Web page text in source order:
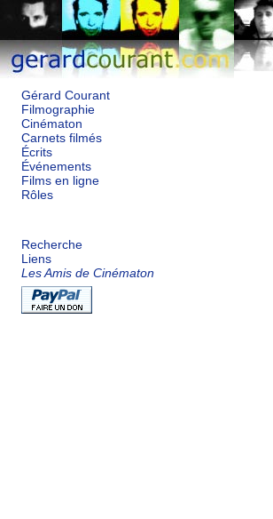
Gérard Courant
Filmographie
Cinématon
Carnets filmés
Écrits
Événements
Films en ligne
Rôles
Recherche
Liens
Les Amis de Cinématon